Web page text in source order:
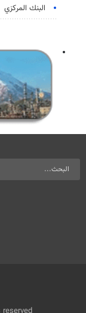
البنك المركزي